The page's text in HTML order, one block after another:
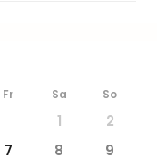
Fr Sa So
1
2
7 8 9